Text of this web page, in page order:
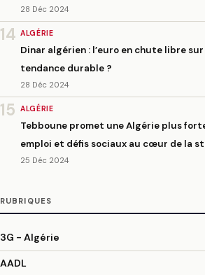
28 Déc 2024
14 ALGÉRIE
Dinar algérien : l’euro en chute libre
tendance durable ?
28 Déc 2024
15 ALGÉRIE
Tebboune promet une Algérie plus
emploi et défis sociaux au cœur de la
25 Déc 2024
RUBRIQUES
3G - Algérie
AADL